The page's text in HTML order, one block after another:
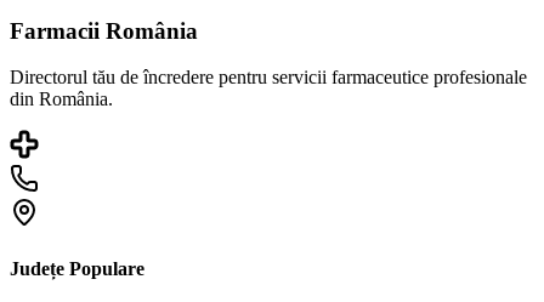
Farmacii România
Directorul tău de încredere pentru servicii farmaceutice profesionale
din România.
Județe Populare